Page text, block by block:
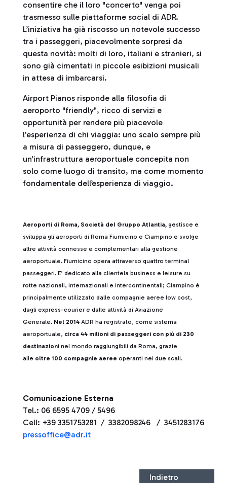
consentire che il loro "concerto" venga poi
trasmesso sulle piattaforme social di ADR.
L’iniziativa ha già riscosso un notevole successo
tra i passeggeri, piacevolmente sorpresi da
questa novità: molti di loro, italiani e stranieri, si
sono già cimentati in piccole esibizioni musicali
in attesa di imbarcarsi.
Airport Pianos risponde alla filosofia di
aeroporto "friendly", ricco di servizi e
opportunità per rendere più piacevole
l'esperienza di chi viaggia: uno scalo sempre più
a misura di passeggero, dunque, e
un’infrastruttura aeroportuale concepita non
solo come luogo di transito, ma come momento
fondamentale dell’esperienza di viaggio.
Aeroporti di Roma, Società del Gruppo Atlantia, gestisce e
sviluppa gli aeroporti di Roma Fiumicino e Ciampino e svolge
altre attività connesse e complementari alla gestione
aeroportuale. Fiumicino opera attraverso quattro terminal
passeggeri. E’ dedicato alla clientela business e leisure su
rotte nazionali, internazionali e intercontinentali; Ciampino è
principalmente utilizzato dalle compagnie aeree low cost,
dagli express-courier e dalle attività di Aviazione
Generale. Nel 2014 ADR ha registrato, come sistema
aeroportuale, circa 44 milioni di passeggeri con più di 230
destinazioni nel mondo raggiungibili da Roma, grazie
alle oltre 100 compagnie aeree operanti nei due scali.
Comunicazione Esterna
Tel.: 06 6595 4709 / 5496
Cell: +39 3351753281 / 3382098246 / 3451283176
pressoffice@adr.it
Indietro